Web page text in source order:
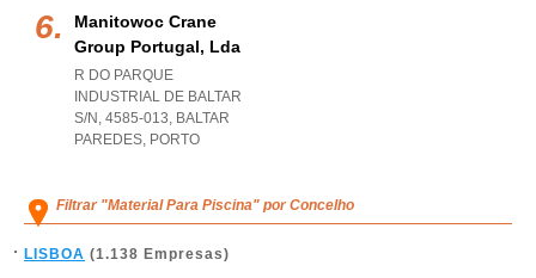
Manitowoc Crane
Group Portugal, Lda
R DO PARQUE
INDUSTRIAL DE BALTAR
S/N, 4585-013, BALTAR
PAREDES, PORTO
Filtrar "Material Para Piscina" por Concelho
LISBOA (1.138 Empresas)